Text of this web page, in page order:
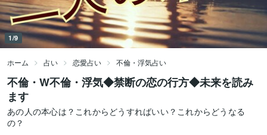
1/9
ホーム 占い 恋愛占い 不倫・浮気占い
不倫・W不倫・浮気◆禁断の恋の行方◆未来を読み
ます
あの人の本心は？これからどうすればいい？これからどうなる
の？